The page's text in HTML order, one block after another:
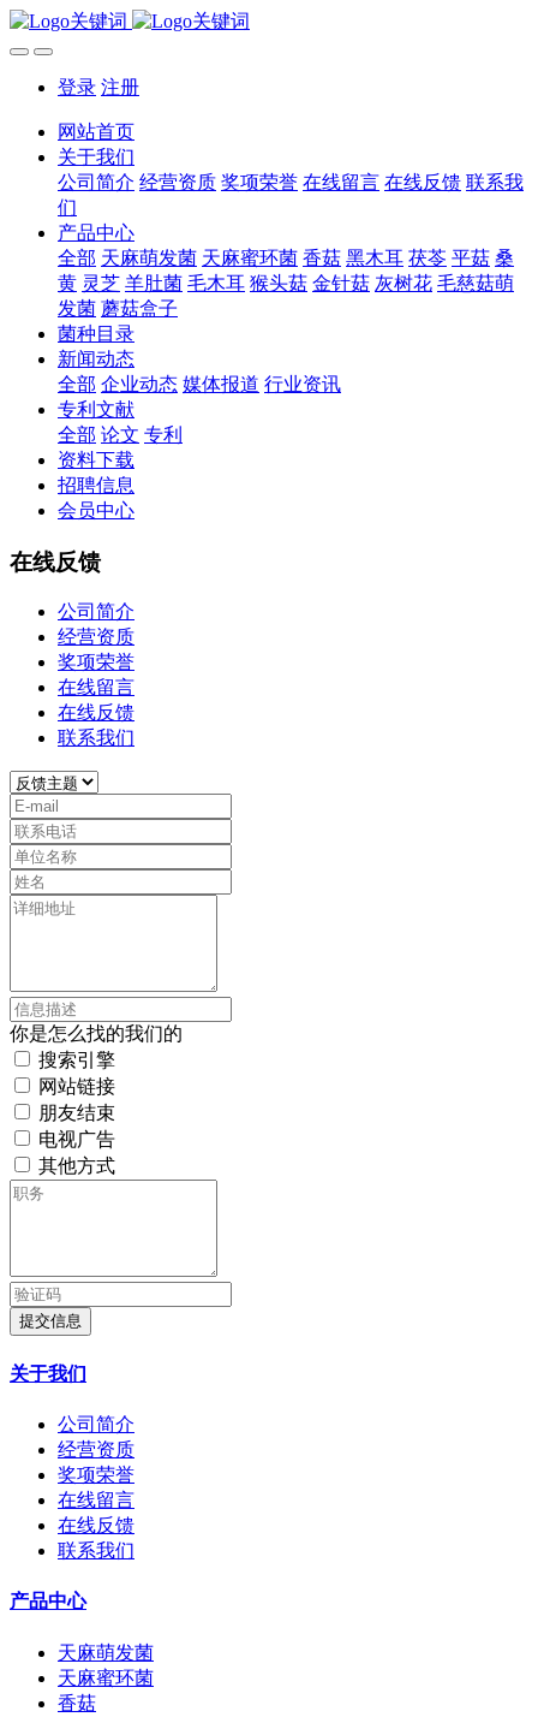
登录 注册
网站首页
关于我们
公司简介 经营资质 奖项荣誉 在线留言 在线反馈 联系我
们
产品中心
全部 天麻萌发菌 天麻蜜环菌 香菇 黑木耳 茯苓 平菇 桑
黄 灵芝 羊肚菌 毛木耳 猴头菇 金针菇 灰树花 毛慈菇萌
发菌 蘑菇盒子
菌种目录
新闻动态
全部 企业动态 媒体报道 行业资讯
专利文献
全部 论文 专利
资料下载
招聘信息
会员中心
在线反馈
公司简介
经营资质
奖项荣誉
在线留言
在线反馈
联系我们
你是怎么找的我们的
搜索引擎
网站链接
朋友结束
电视广告
其他方式
提交信息
关于我们
公司简介
经营资质
奖项荣誉
在线留言
在线反馈
联系我们
产品中心
天麻萌发菌
天麻蜜环菌
香菇